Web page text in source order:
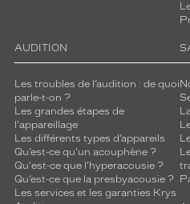
AUDITION
Les troubles de l’audition : de quoi
parle-t-on ?
Les grandes étapes de
l'appareillage
Les différents types d’appareils
Qu’est-ce qu'un acouphène ?
Qu'est-ce que l'hyperacousie ?
Qu’est-ce que la presbyacousie ?
Les services et les garanties Krys